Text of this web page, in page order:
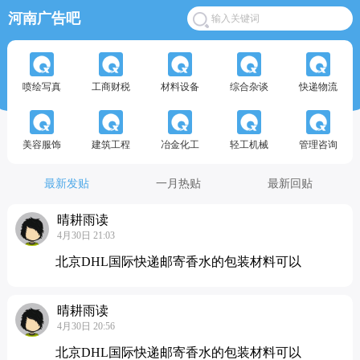
河南广告吧
喷绘写真 工商财税 材料设备 综合杂谈 快递物流
美容服饰 建筑工程 冶金化工 轻工机械 管理咨询
最新发贴 一月热贴 最新回贴
晴耕雨读
4月30日 21:03
北京DHL国际快递邮寄香水的包装材料可以
晴耕雨读
4月30日 20:56
北京DHL国际快递邮寄香水的包装材料可以